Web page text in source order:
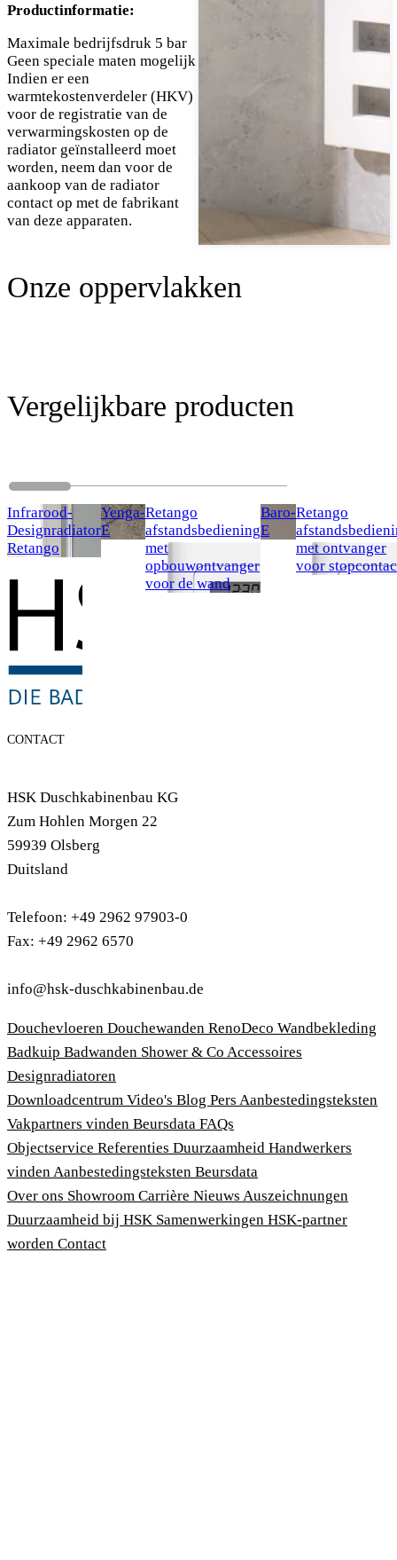
Productinformatie:
Maximale bedrijfsdruk 5 bar
Geen speciale maten mogelijk
Indien er een
warmtekostenverdeler (HKV)
voor de registratie van de
verwarmingskosten op de
radiator geïnstalleerd moet
worden, neem dan voor de
aankoop van de radiator
contact op met de fabrikant
van deze apparaten.
Onze oppervlakken
Vergelijkbare producten
Infrarood-
Designradiator
Retango
Yenga-
E
Retango
afstandsbediening
met
opbouwontvanger
voor de wand
Baro-
E
Retango
met ontvanger
voor
CONTACT
HSK Duschkabinenbau KG
Zum Hohlen Morgen 22
59939 Olsberg
Duitsland
Telefoon: +49 2962 97903-0
Fax: +49 2962 6570
info@hsk-duschkabinenbau.de
Douchevloeren Douchewanden RenoDeco Wandbekleding
Badkuip Badwanden Shower & Co Accessoires
Designradiatoren
Downloadcentrum Video's Blog Pers Aanbestedingsteksten
Vakpartners vinden Beursdata FAQs
Objectservice Referenties Duurzaamheid Handwerkers
vinden Aanbestedingsteksten Beursdata
Over ons Showroom Carrière Nieuws Auszeichnungen
Duurzaamheid bij HSK Samenwerkingen HSK-partner
worden Contact